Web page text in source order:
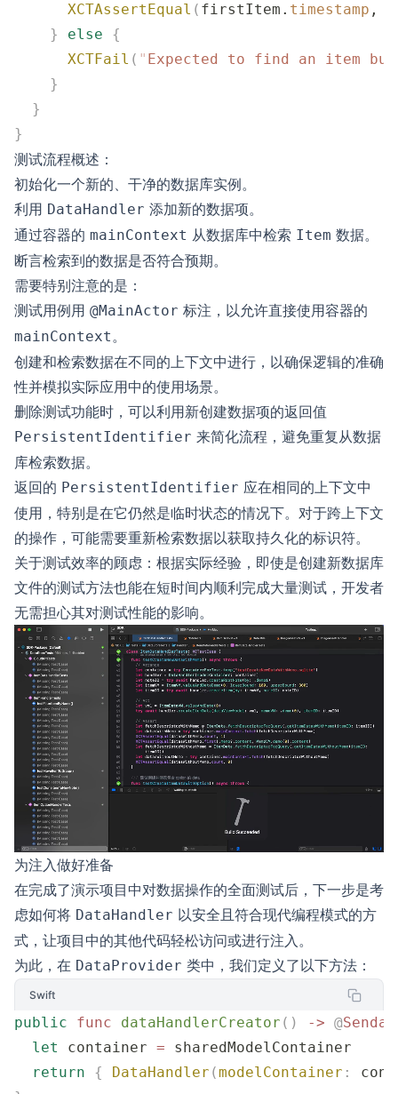
      XCTAssertEqual
( firstItem. timestamp ,
    }
else {
      XCTFail
( " Expected to find an item but
    }
  }
}
测试流程概述：
初始化一个新的、干净的数据库实例。
利用 DataHandler 添加新的数据项。
通过容器的 mainContext 从数据库中检索 Item 数据。
断言检索到的数据是否符合预期。
需要特别注意的是：
测试用例用 @MainActor 标注，以允许直接使用容器的
mainContext。
创建和检索数据在不同的上下文中进行，以确保逻辑的准确
性并模拟实际应用中的使用场景。
删除测试功能时，可以利用新创建数据项的返回值
PersistentIdentifier 来简化流程，避免重复从数据
库检索数据。
返回的 PersistentIdentifier 应在相同的上下文中
使用，特别是在它仍然是临时状态的情况下。对于跨上下文
的操作，可能需要重新检索数据以获取持久化的标识符。
关于测试效率的顾虑：根据实际经验，即使是创建新数据库
文件的测试方法也能在短时间内顺利完成大量测试，开发者
无需担心其对测试性能的影响。
为注入做好准备
在完成了演示项目中对数据操作的全面测试后，下一步是考
虑如何将 DataHandler 以安全且符合现代编程模式的方
式，让项目中的其他代码轻松访问或进行注入。
为此，在 DataProvider 类中，我们定义了以下方法：
Swift
public func dataHandlerCreator () -> @
  let
container = sharedModelContainer
  return
{ DataHandler (modelContainer :